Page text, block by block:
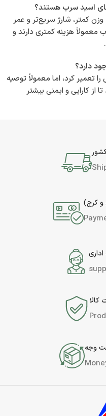
وزن کمتر، شارژ سریع‌تر و عمر
معمولاً هزینه کمتری دارند و
تعمیر کرد، اما معمولاً توصیه
از کارایی و ایمنی بیشتر
و کرج)
وجه